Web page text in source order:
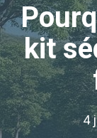
kit
4